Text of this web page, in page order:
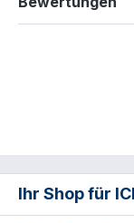
Ihr Shop für